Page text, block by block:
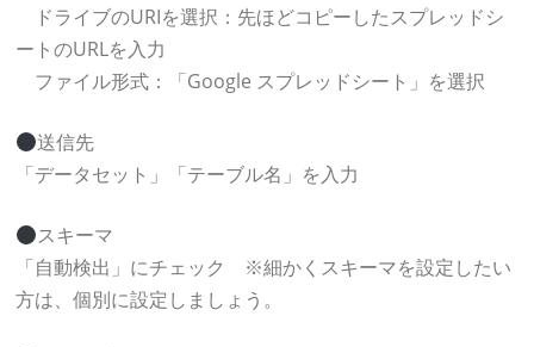
ドライブのURIを選択：先ほどコピーしたスプレッドシ
ートのURLを入力
ファイル形式：「Google スプレッドシート」を選択
送信先
「データセット」「テーブル名」を入力
スキーマ
「自動検出」にチェック ※細かくスキーマを設定したい
方は、個別に設定しましょう。